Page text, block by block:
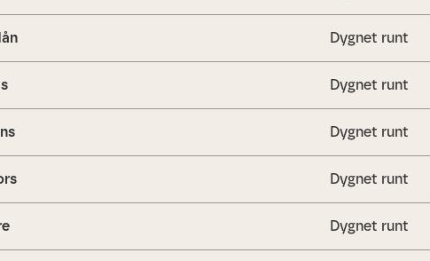
Dygnet runt
Dygnet runt
Dygnet runt
Dygnet runt
Dygnet runt